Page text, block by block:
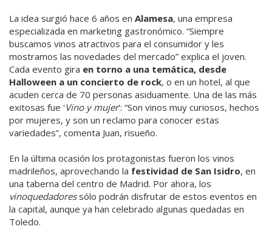
La idea surgió hace 6 años en Alamesa, una empresa
especializada en marketing gastronómico. “Siempre
buscamos vinos atractivos para el consumidor y les
mostramos las novedades del mercado” explica el joven.
Cada evento gira en torno a una temática, desde
Halloween a un concierto de rock, o en un hotel, al que
acuden cerca de 70 personas asiduamente. Una de las más
exitosas fue 'Vino y mujer': “Son vinos muy curiosos, hechos
por mujeres, y son un reclamo para conocer estas
variedades”, comenta Juan, risueño.
En la última ocasión los protagonistas fueron los vinos
madrileños, aprovechando la festividad de San Isidro, en
una taberna del centro de Madrid. Por ahora, los
vinoquedadoressólo podrán disfrutar de estos eventos en
la capital, aunque ya han celebrado algunas quedadas en
Toledo.